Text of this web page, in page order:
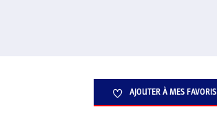
AJOUTER À MES FAVORIS